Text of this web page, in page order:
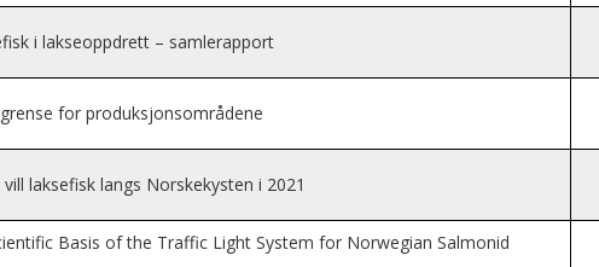
i lakseoppdrett – samlerapport
for produksjonsområdene
laksefisk langs Norskekysten i 2021
Basis of the Traffic Light System for Norwegian Salmonid